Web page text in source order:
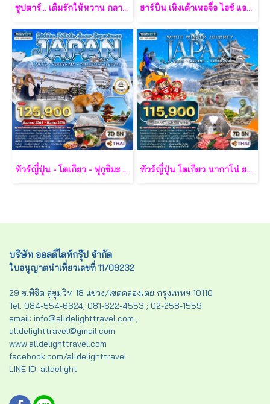
ซุปตาร์... เติมรักให้หวาน กลางเกาะฟูก๊วก 3 วัน 2 คืน - VZ ฮาร์บิน เหิงเต้าเหอจื่อ ไอซ์ แอนด์ สโนว์ เวิล์ด 7 วัน 5 คืน-XJ
ทัวร์ญี่ปุ่น - โตเกียว - ฟุกุชิมะ - ยามากะตะ - เซนได 7 วัน - TG ทัวร์ญี่ปุ่น โตเกียว นากาโน่ ยามานาชิ 7 วัน - TG
บริษัท ออลดีไลท์กรุ๊ป จำกัด
ใบอนุญาตนำเที่ยวเลขที่ 11/09232
29 ซ.พิชิต สุขุมวิท 18 แขวง/เขตคลองเตย กรุงเทพฯ 10110
Tel. 084-554-6624; 081-622-4553 ; 02-258-1559
email: info@alldelighttravel.com ;
alldelighttravel@gmail.com
www.alldelighttravel.com
facebook.com/alldelighttravel
LINE ID: alldelight